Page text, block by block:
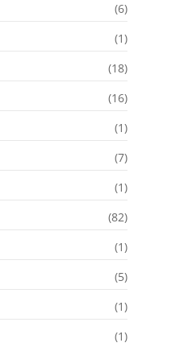
(6)
(1)
(18)
(16)
(1)
(7)
(1)
(82)
(1)
(5)
(1)
(1)